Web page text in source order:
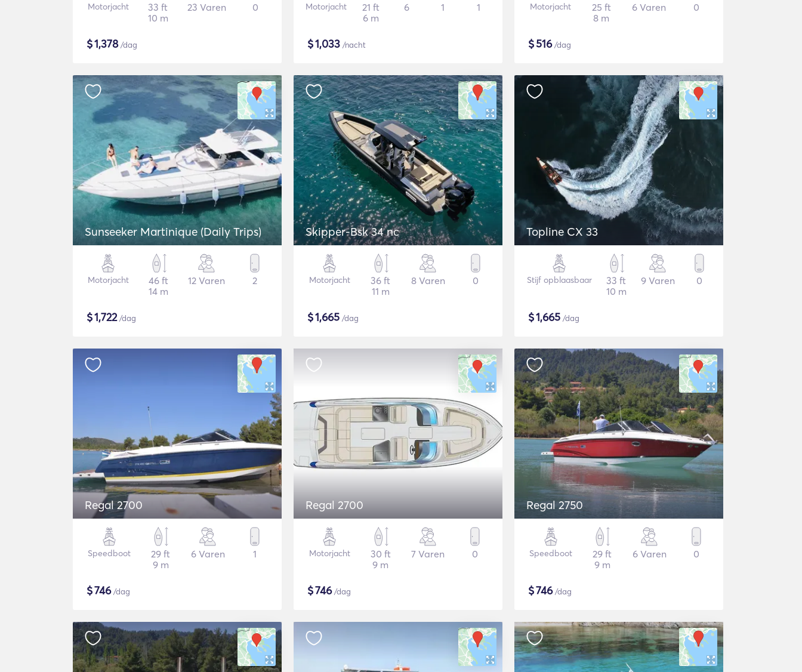
Motorjacht
33 ft
10 m
23 Varen 0
$1,378/dag
Motorjacht
21 ft
6 m
6 1 1
$1,033 /nacht
Motorjacht
25 ft
8 m
6 Varen 0
$516/dag
Sunseeker Martinique (Daily Trips)
Motorjacht
46 ft
14 m
12 Varen 2
$1,722/dag
Skipper-Bsk 34 nc
Motorjacht
36 ft
11 m
8 Varen 0
$1,665 /dag
Topline CX 33
Stijf opblaasbaar
33 ft
10 m
9 Varen 0
$1,665 /dag
Regal 2700
Speedboot
29 ft
9 m
6 Varen 1
$746/dag
Regal 2700
Motorjacht
30 ft
9 m
7 Varen 0
$746/dag
Regal 2750
Speedboot
29 ft
9 m
6 Varen 0
$746/dag